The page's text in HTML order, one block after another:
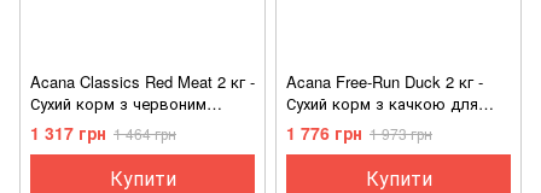
Acana Classics Red Meat 2 кг -
Сухий корм з червоним
м'ясом для собак різних
порід на всіх стадіях життя
1 317 грн 1 464 грн
Купити
Acana Free-Run Duck 2 кг -
Сухий корм з качкою для
собак всіх порід на всіх
стадіях життя з чутливим
травленням
1 776 грн 1 973 грн
Купити